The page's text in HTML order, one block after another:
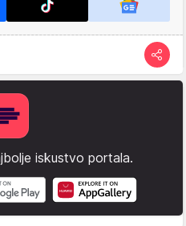
iskustvo portala.